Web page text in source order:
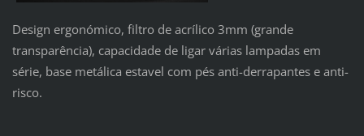
Design ergonómico, filtro de acrílico 3mm (grande
transparência), capacidade de ligar várias lampadas em
série, base metálica estavel com pés anti-derrapantes e anti-
risco.